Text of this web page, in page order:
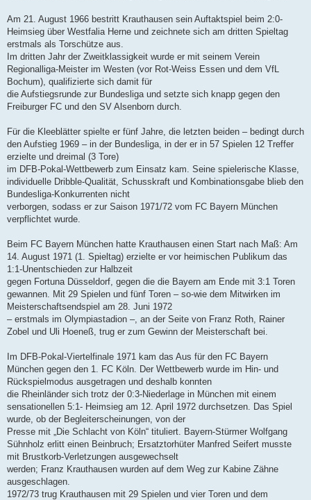
Am 21. August 1966 bestritt Krauthausen sein Auftaktspiel beim 2:0-
Heimsieg über Westfalia Herne und zeichnete sich am dritten Spieltag
erstmals als Torschütze aus.
Im dritten Jahr der Zweitklassigkeit wurde er mit seinem Verein
Regionalliga-Meister im Westen (vor Rot-Weiss Essen und dem VfL
Bochum), qualifizierte sich damit für
die Aufstiegsrunde zur Bundesliga und setzte sich knapp gegen den
Freiburger FC und den SV Alsenborn durch.
Für die Kleeblätter spielte er fünf Jahre, die letzten beiden – bedingt durch
den Aufstieg 1969 – in der Bundesliga, in der er in 57 Spielen 12 Treffer
erzielte und dreimal (3 Tore)
im DFB-Pokal-Wettbewerb zum Einsatz kam. Seine spielerische Klasse,
individuelle Dribble-Qualität, Schusskraft und Kombinationsgabe blieb den
Bundesliga-Konkurrenten nicht
verborgen, sodass er zur Saison 1971/72 vom FC Bayern München
verpflichtet wurde.
Beim FC Bayern München hatte Krauthausen einen Start nach Maß: Am
14. August 1971 (1. Spieltag) erzielte er vor heimischen Publikum das
1:1-Unentschieden zur Halbzeit
gegen Fortuna Düsseldorf, gegen die die Bayern am Ende mit 3:1 Toren
gewannen. Mit 29 Spielen und fünf Toren – so-wie dem Mitwirken im
Meisterschaftsendspiel am 28. Juni 1972
– erstmals im Olympiastadion –, an der Seite von Franz Roth, Rainer
Zobel und Uli Hoeneß, trug er zum Gewinn der Meisterschaft bei.
Im DFB-Pokal-Viertelfinale 1971 kam das Aus für den FC Bayern
München gegen den 1. FC Köln. Der Wettbewerb wurde im Hin- und
Rückspielmodus ausgetragen und deshalb konnten
die Rheinländer sich trotz der 0:3-Niederlage in München mit einem
sensationellen 5:1- Heimsieg am 12. April 1972 durchsetzen. Das Spiel
wurde, ob der Begleiterscheinungen, von der
Presse mit „Die Schlacht von Köln“ tituliert. Bayern-Stürmer Wolfgang
Sühnholz erlitt einen Beinbruch; Ersatztorhüter Manfred Seifert musste
mit Brustkorb-Verletzungen ausgewechselt
werden; Franz Krauthausen wurden auf dem Weg zur Kabine Zähne
ausgeschlagen.
1972/73 trug Krauthausen mit 29 Spielen und vier Toren und dem